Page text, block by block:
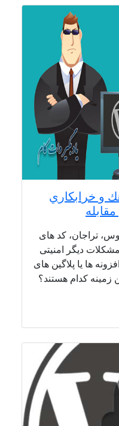
و خرابكاري
تراجان، کد های
دیگر امنیتی
ها یا پلاگین های
زمینه کدام هستند؟